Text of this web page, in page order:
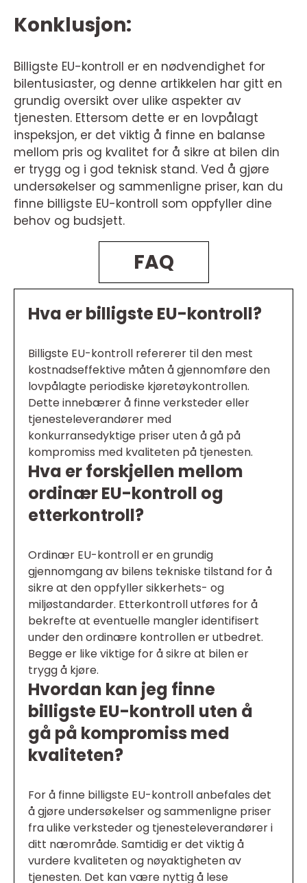
Konklusjon:
Billigste EU-kontroll er en nødvendighet for
bilentusiaster, og denne artikkelen har gitt en
grundig oversikt over ulike aspekter av
tjenesten. Ettersom dette er en lovpålagt
inspeksjon, er det viktig å finne en balanse
mellom pris og kvalitet for å sikre at bilen din
er trygg og i god teknisk stand. Ved å gjøre
undersøkelser og sammenligne priser, kan du
finne billigste EU-kontroll som oppfyller dine
behov og budsjett.
FAQ
Hva er billigste EU-kontroll?
Billigste EU-kontroll refererer til den mest
kostnadseffektive måten å gjennomføre den
lovpålagte periodiske kjøretøykontrollen.
Dette innebærer å finne verksteder eller
tjenesteleverandører med
konkurransedyktige priser uten å gå på
kompromiss med kvaliteten på tjenesten.
Hva er forskjellen mellom
ordinær EU-kontroll og
etterkontroll?
Ordinær EU-kontroll er en grundig
gjennomgang av bilens tekniske tilstand for å
sikre at den oppfyller sikkerhets- og
miljøstandarder. Etterkontroll utføres for å
bekrefte at eventuelle mangler identifisert
under den ordinære kontrollen er utbedret.
Begge er like viktige for å sikre at bilen er
trygg å kjøre.
Hvordan kan jeg finne
billigste EU-kontroll uten å
gå på kompromiss med
kvaliteten?
For å finne billigste EU-kontroll anbefales det
å gjøre undersøkelser og sammenligne priser
fra ulike verksteder og tjenesteleverandører i
ditt nærområde. Samtidig er det viktig å
vurdere kvaliteten og nøyaktigheten av
tjenesten. Det kan være nyttig å lese